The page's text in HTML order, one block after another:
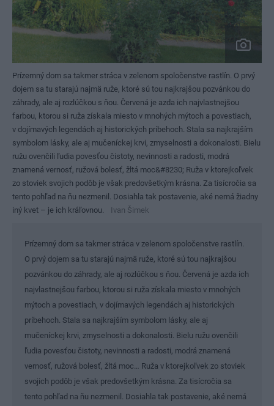
Prízemný dom sa takmer stráca v zelenom spoločenstve rastlín. O prvý
dojem sa tu starajú najmä ruže, ktoré sú tou najkrajšou pozvánkou do
záhrady, ale aj rozlúčkou s ňou. Červená je azda ich najvlastnejšou
farbou, ktorou si ruža získala miesto v mnohých mýtoch a povestiach,
v dojímavých legendách aj historických príbehoch. Stala sa najkrajším
symbolom lásky, ale aj mučeníckej krvi, zmyselnosti a dokonalosti. Bielu
ružu ovenčili ľudia povesťou čistoty, nevinnosti a radosti, modrá
znamená vernosť, ružová bolesť, žltá moc&#8230; Ruža v ktorejkoľvek
zo stoviek svojich podôb je však predovšetkým krásna. Za tisícročia sa
tento pohľad na ňu nezmenil. Dosiahla tak postavenie, aké nemá žiadny
iný kvet – je ich kráľovnou.
Ivan Šimek
Prízemný dom sa takmer stráca v zelenom spoločenstve rastlín.
O prvý dojem sa tu starajú najmä ruže, ktoré sú tou najkrajšou
pozvánkou do záhrady, ale aj rozlúčkou s ňou. Červená je azda ich
najvlastnejšou farbou, ktorou si ruža získala miesto v mnohých
mýtoch a povestiach, v dojímavých legendách aj historických
príbehoch. Stala sa najkrajším symbolom lásky, ale aj
mučeníckej krvi, zmyselnosti a dokonalosti. Bielu ružu ovenčili
ľudia povesťou čistoty, nevinnosti a radosti, modrá znamená
vernosť, ružová bolesť, žltá moc… Ruža v ktorejkoľvek zo stoviek
svojich podôb je však predovšetkým krásna. Za tisícročia sa
tento pohľad na ňu nezmenil. Dosiahla tak postavenie, aké nemá